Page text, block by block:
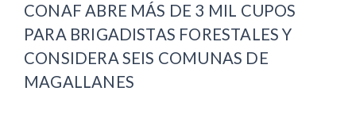
CONAF ABRE MÁS DE 3 MIL CUPOS
PARA BRIGADISTAS FORESTALES Y
CONSIDERA SEIS COMUNAS DE
MAGALLANES